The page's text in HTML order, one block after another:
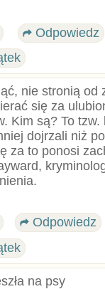
Odpowiedz
nie stronią od
się za
Kim są? To tzw.
dojrzali niż
za to ponosi
Odpowiedz
na psy